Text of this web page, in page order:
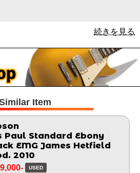
続きを見る
Item
Paul Standard Ebony
EMG James Hetfield
2010
USED